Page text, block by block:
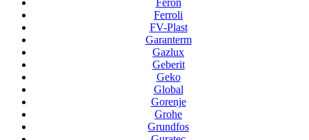
Feron
Ferroli
FV-Plast
Garanterm
Gazlux
Geberit
Geko
Global
Gorenje
Grohe
Grundfos